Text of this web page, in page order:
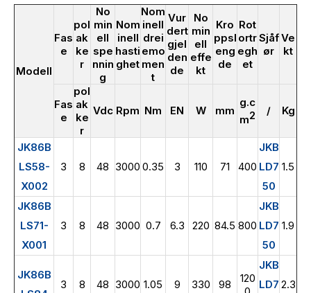
Modell
Fas
e
pol
ak
ke
r
No
min
ell
spe
nnin
g
Nom
inell
hasti
ghet
Nom
inell
drei
emo
men
t
Vur
dert
gjel
den
de
No
min
ell
effe
kt
Kro
ppsl
eng
de
Rot
ortr
egh
et
Sjåf
ør
Ve
kt
Fas
e
pol
ak
ke
r
Vdc Rpm Nm EN W mm
g.c
m2 / Kg
JK86B
LS58-
X002
3 8 48 3000 0.35 3 110 71 400
JKB
LD7
50
1.5
JK86B
LS71-
X001
3 8 48 3000 0.7 6.3 220 84.5 800
JKB
LD7
50
1.9
JK86B
3 8 48 3000 1.05 9 330 98
120
JKB
LD7 2.3